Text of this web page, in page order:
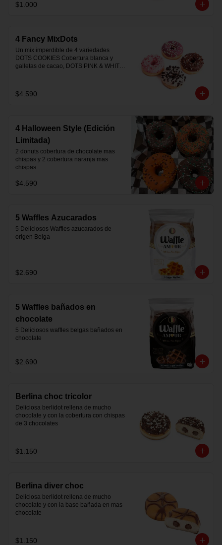
$1.000
4 Fancy MixDots
Un mix imperdible de 4 variedades
DOTS COOKIES Cobertura blanca y
galletas de cacao, DOTS PINK & WHITE
WHITE Cobertura sabor frutos del
bosque y chocolate blanco, TRICOLOR
$4.590
4 Halloween Style (Edición
Limitada)
2 donuts cobertura de chocolate mas
chispas y 2 cobertura naranja mas
chispas
$4.590
5 Waffles Azucarados
5 Deliciosos Waffles azucarados de
origen Belga
$2.690
5 Waffles bañados en
chocolate
5 Deliciosos waffles belgas bañados en
chocolate
$2.690
Berlina choc tricolor
Deliciosa berlidot rellena de mucho
chocolate y con la cobertura con chispas
de 3 chocolates
$1.150
Berlina diver choc
Deliciosa berlidot rellena de mucho
chocolate y con la base bañada en mas
chocolate
$1.150